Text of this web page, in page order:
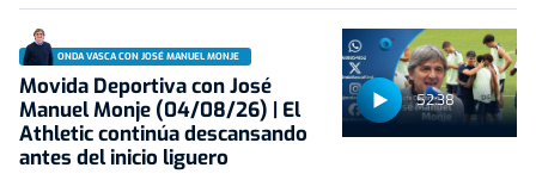
52:38
ONDA VASCA CON JOSÉ MANUEL MONJE
Movida Deportiva con José
Manuel Monje (04/08/26) | El
Athletic continúa descansando
antes del inicio liguero